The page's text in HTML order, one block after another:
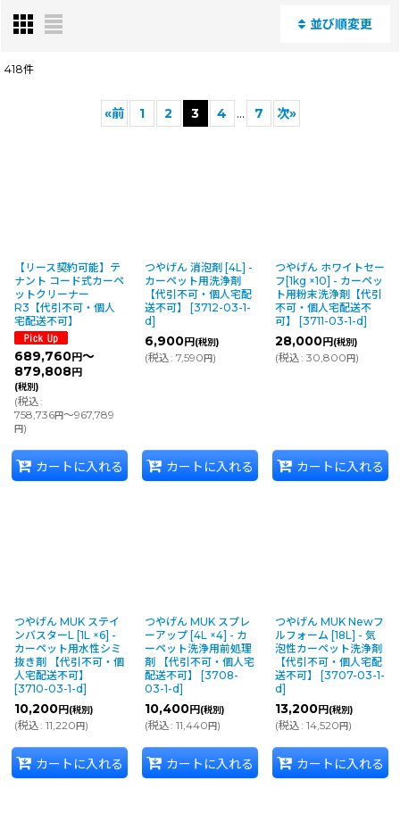
並び順変更
418件
«前 1 2 3 4 ... 7 次»
【リース契約可能】テ
ナント コード式カーペ
ットクリーナー
R3【代引不可・個人
宅配送不可】
689,760円～
879,808円
(税別)
(税込:
758,736円～967,789
円)
カートに入れる
つやげん 消泡剤 [4L] -
カーペット用洗浄剤
【代引不可・個人宅配
送不可】
[3712-03-1-
d]
6,900円(税別)
(税込: 7,590円)
カートに入れる
つやげん ホワイトセー
フ[1kg ×10] - カーペッ
ト用粉末洗浄剤【代引
不可・個人宅配送不
可】
[3711-03-1-d]
28,000円(税別)
(税込: 30,800円)
カートに入れる
つやげん MUK ステイ
ンバスターL [1L ×6] -
カーペット用水性シミ
抜き剤 【代引不可・個
人宅配送不可】
[3710-03-1-d]
10,200円 (税別)
(税込: 11,220 円)
カートに入れる
つやげん MUK スプレ
ーアップ [4L ×4] - カ
ーペット洗浄用前処理
剤 【代引不可・個人宅
配送不可】
[3708-
03-1-d]
10,400円 (税別)
(税込: 11,440 円)
カートに入れる
つやげん MUK Newフ
ルフォーム [18L] - 気
泡性カーペット洗浄剤
【代引不可・個人宅配
送不可】
[3707-03-1-
d]
13,200円 (税別)
(税込: 14,520 円)
カートに入れる